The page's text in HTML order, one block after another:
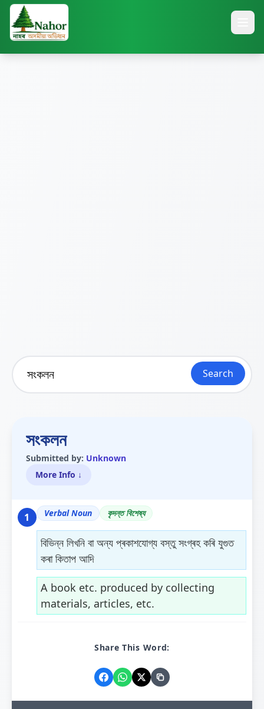
Search
সংকলন
Submitted by: Unknown
More Info ↓
1 Verbal Noun কৃদন্ত বিশেষ্য
বিভিন্ন লিখনি বা অন্য প্ৰকাশযোগ্য বস্তু সংগ্ৰহ কৰি যুগুত
কৰা কিতাপ আদি
A book etc. produced by collecting
materials, articles, etc.
Share This Word: